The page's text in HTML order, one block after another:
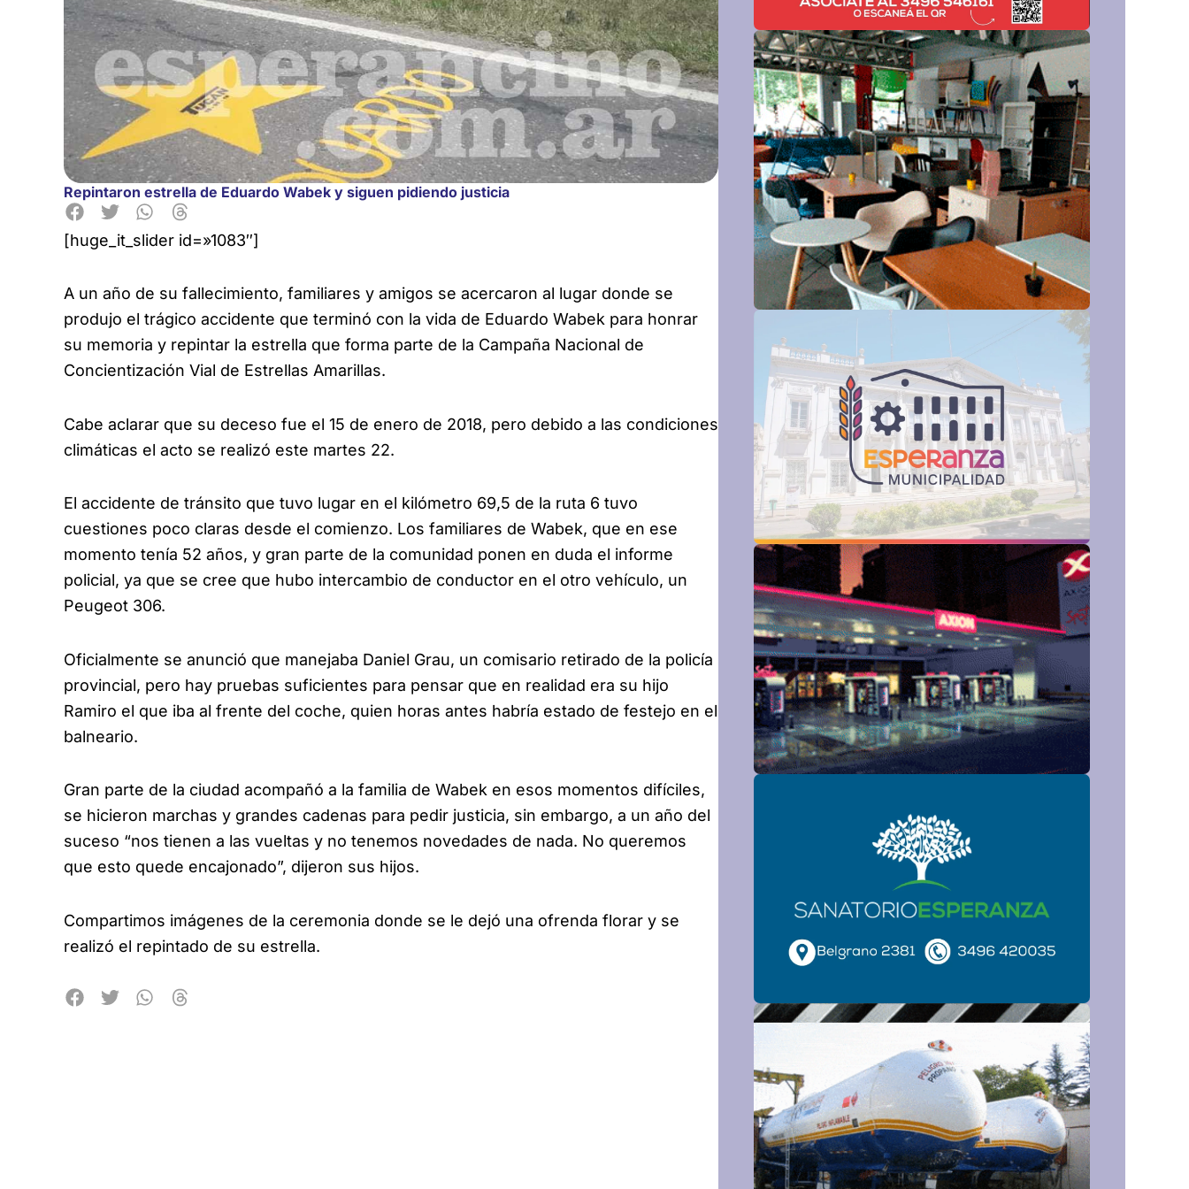
Repintaron estrella de Eduardo Wabek y siguen pidiendo justicia
[huge_it_slider id=»1083″]
A un año de su fallecimiento, familiares y amigos se acercaron al lugar donde se
produjo el trágico accidente que terminó con la vida de Eduardo Wabek para honrar
su memoria y repintar la estrella que forma parte de la Campaña Nacional de
Concientización Vial de Estrellas Amarillas.
Cabe aclarar que su deceso fue el 15 de enero de 2018, pero debido a las condiciones
climáticas el acto se realizó este martes 22.
El accidente de tránsito que tuvo lugar en el kilómetro 69,5 de la ruta 6 tuvo
cuestiones poco claras desde el comienzo. Los familiares de Wabek, que en ese
momento tenía 52 años, y gran parte de la comunidad ponen en duda el informe
policial, ya que se cree que hubo intercambio de conductor en el otro vehículo, un
Peugeot 306.
Oficialmente se anunció que manejaba Daniel Grau, un comisario retirado de la policía
provincial, pero hay pruebas suficientes para pensar que en realidad era su hijo
Ramiro el que iba al frente del coche, quien horas antes habría estado de festejo en el
balneario.
Gran parte de la ciudad acompañó a la familia de Wabek en esos momentos difíciles,
se hicieron marchas y grandes cadenas para pedir justicia, sin embargo, a un año del
suceso “nos tienen a las vueltas y no tenemos novedades de nada. No queremos
que esto quede encajonado”, dijeron sus hijos.
Compartimos imágenes de la ceremonia donde se le dejó una ofrenda florar y se
realizó el repintado de su estrella.